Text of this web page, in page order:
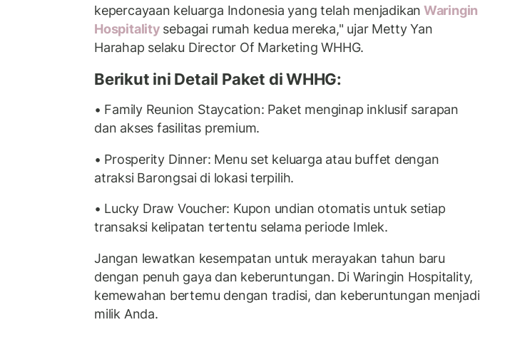
kepercayaan keluarga Indonesia yang telah menjadikan Waringin
Hospitality sebagai rumah kedua mereka," ujar Metty Yan
Harahap selaku Director Of Marketing WHHG.
Berikut ini Detail Paket di WHHG:
•⁠ ⁠Family Reunion Staycation: Paket menginap inklusif sarapan
dan akses fasilitas premium.
•⁠ ⁠Prosperity Dinner: Menu set keluarga atau buffet dengan
atraksi Barongsai di lokasi terpilih.
•⁠ ⁠Lucky Draw Voucher: Kupon undian otomatis untuk setiap
transaksi kelipatan tertentu selama periode Imlek.
Jangan lewatkan kesempatan untuk merayakan tahun baru
dengan penuh gaya dan keberuntungan. Di Waringin Hospitality,
kemewahan bertemu dengan tradisi, dan keberuntungan menjadi
milik Anda.